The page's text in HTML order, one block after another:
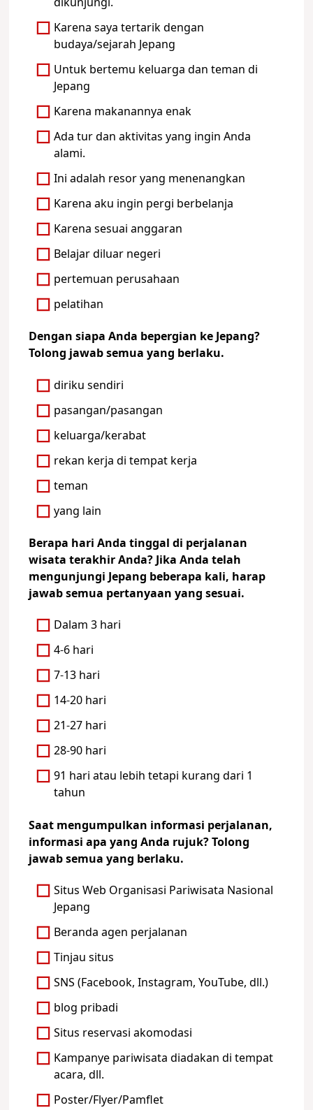
Karena saya tertarik dengan
budaya/sejarah Jepang
Untuk bertemu keluarga dan teman di
Jepang
Karena makanannya enak
Ada tur dan aktivitas yang ingin Anda
alami.
Ini adalah resor yang menenangkan
Karena aku ingin pergi berbelanja
Karena sesuai anggaran
Belajar diluar negeri
pertemuan perusahaan
pelatihan
Dengan siapa Anda bepergian ke Jepang?
Tolong jawab semua yang berlaku.
diriku sendiri
pasangan/pasangan
keluarga/kerabat
rekan kerja di tempat kerja
teman
yang lain
Berapa hari Anda tinggal di perjalanan
wisata terakhir Anda? Jika Anda telah
mengunjungi Jepang beberapa kali, harap
jawab semua pertanyaan yang sesuai.
Dalam 3 hari
4-6 hari
7-13 hari
14-20 hari
21-27 hari
28-90 hari
91 hari atau lebih tetapi kurang dari 1
tahun
Saat mengumpulkan informasi perjalanan,
informasi apa yang Anda rujuk? Tolong
jawab semua yang berlaku.
Situs Web Organisasi Pariwisata Nasional
Jepang
Beranda agen perjalanan
Tinjau situs
SNS (Facebook, Instagram, YouTube, dll.)
blog pribadi
Situs reservasi akomodasi
Kampanye pariwisata diadakan di tempat
acara, dll.
Poster/Flyer/Pamflet